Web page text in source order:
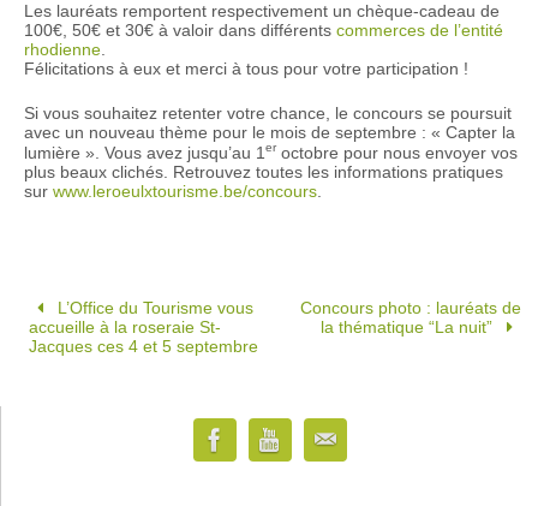
Les lauréats remportent respectivement un chèque-cadeau de
100€, 50€ et 30€ à valoir dans différents commerces de l’entité
rhodienne.
Félicitations à eux et merci à tous pour votre participation !
Si vous souhaitez retenter votre chance, le concours se poursuit
avec un nouveau thème pour le mois de septembre : « Capter la
lumière ». Vous avez jusqu’au 1 eroctobre pour nous envoyer vos
plus beaux clichés. Retrouvez toutes les informations pratiques
sur www.leroeulxtourisme.be/concours
L’Office du Tourisme vous
accueille à la roseraie St-
Jacques ces 4 et 5 septembre
Concours photo : lauréats de
la thématique “La nuit”